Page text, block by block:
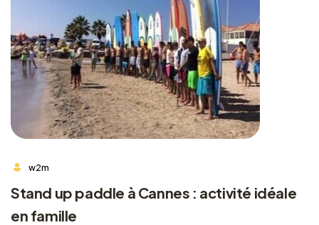
w2m
Stand up paddle à Cannes : activité idéale
en famille